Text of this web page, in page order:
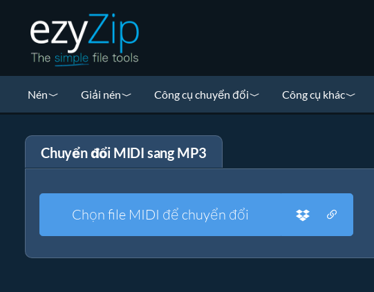
Nén Giải nén Công cụ chuyển đổi Công cụ khác
Chuyển đổi MIDI sang MP3
Chọn file MIDI để chuyển đổi